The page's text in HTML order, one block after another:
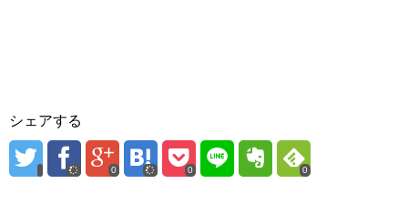
シェアする
0 0 0